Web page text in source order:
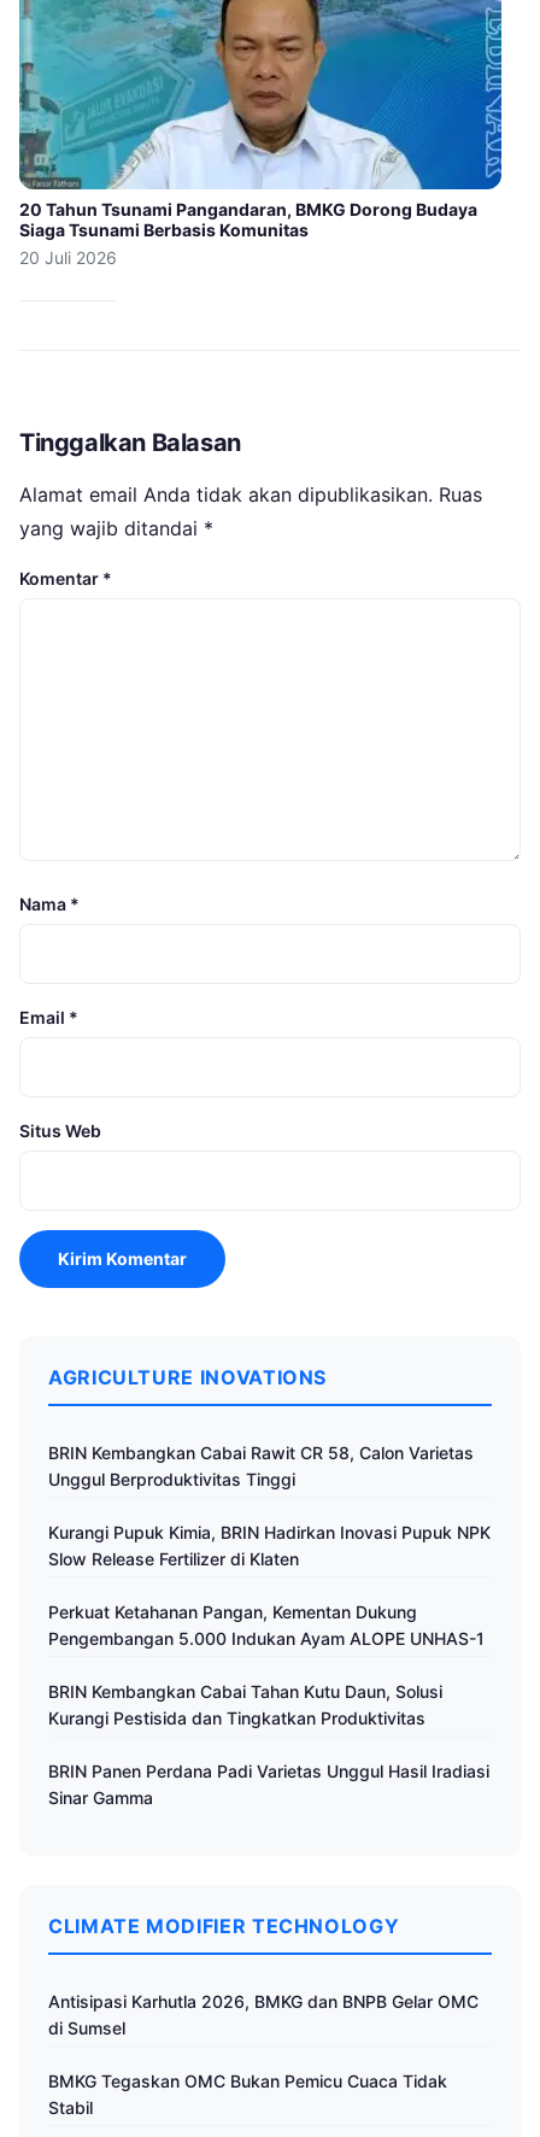
20 Tahun Tsunami Pangandaran, BMKG Dorong Budaya
Siaga Tsunami Berbasis Komunitas
20 Juli 2026
Tinggalkan Balasan
Alamat email Anda tidak akan dipublikasikan. Ruas
yang wajib ditandai *
Komentar *
Nama *
Email *
Situs Web
AGRICULTURE INOVATIONS
BRIN Kembangkan Cabai Rawit CR 58, Calon Varietas
Unggul Berproduktivitas Tinggi
Kurangi Pupuk Kimia, BRIN Hadirkan Inovasi Pupuk NPK
Slow Release Fertilizer di Klaten
Perkuat Ketahanan Pangan, Kementan Dukung
Pengembangan 5.000 Indukan Ayam ALOPE UNHAS-1
BRIN Kembangkan Cabai Tahan Kutu Daun, Solusi
Kurangi Pestisida dan Tingkatkan Produktivitas
BRIN Panen Perdana Padi Varietas Unggul Hasil Iradiasi
Sinar Gamma
CLIMATE MODIFIER TECHNOLOGY
Antisipasi Karhutla 2026, BMKG dan BNPB Gelar OMC
di Sumsel
BMKG Tegaskan OMC Bukan Pemicu Cuaca Tidak
Stabil